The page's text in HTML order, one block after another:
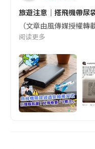
旅遊注意｜搭飛機帶尿
（文章由風傳媒授權
阅读更多